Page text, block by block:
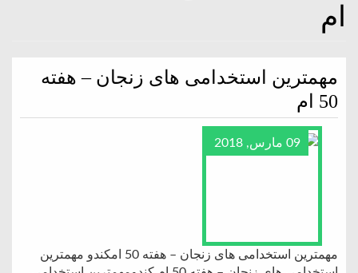
ام
مهمترین استخدامی های زنجان – هفته
50 ام
09 مارس, 2018
مهمترین استخدامی های زنجان – هفته 50 امکندو مهمترین